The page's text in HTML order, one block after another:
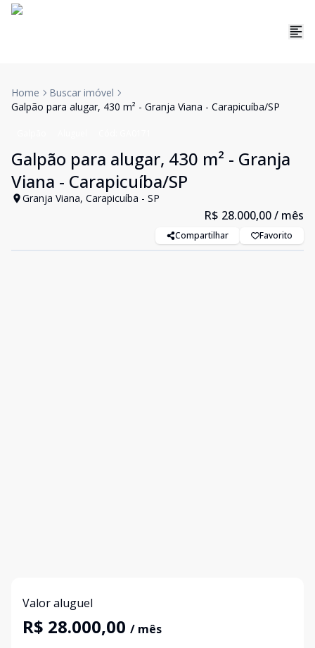
Home
Buscar imóvel
Galpão para alugar, 430 m² - Granja Viana - Carapicuíba/SP
Galpão para alugar, 430 m² - Granja
Viana - Carapicuíba/SP
Granja Viana, Carapicuíba - SP
R$ 28.000,00/ mês
Compartilhar Favorito
Valor aluguel
R$ 28.000,00 / mês